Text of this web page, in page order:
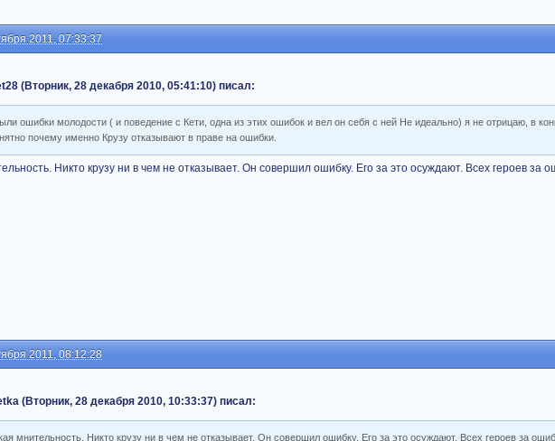
2011, 07:33:37
(Вторник, 28 декабря 2010, 05:41:10) писал:
ошибки молодости ( и поведение с Кети, одна из этих ошибок и вел он себя с ней Не идеально) я не отрицаю, в
почему именно Крузу отказывают в праве на ошибки.
Никто крузу ни в чем не отказывает. Он совершил ошибку. Его за это осуждают. Всех героев за
2011, 08:12:28
(Вторник, 28 декабря 2010, 10:33:37) писал:
мнительность. Никто крузу ни в чем не отказывает. Он совершил ошибку. Его за это осуждают. Всех героев за